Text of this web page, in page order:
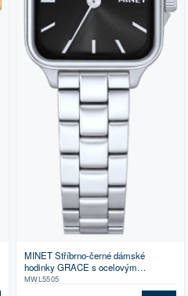
MINET Stříbrno-černé dámské
hodinky GRACE s ocelovým
řemínkem
MWL5505